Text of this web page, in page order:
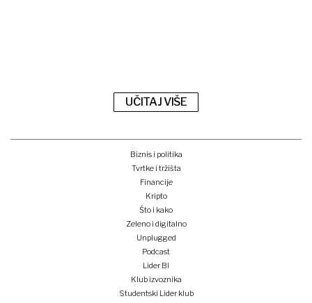
UČITAJ VIŠE
Biznis i politika
Tvrtke i tržišta
Financije
Kripto
Što i kako
Zeleno i digitalno
Unplugged
Podcast
Lider BI
Klub izvoznika
Studentski Lider klub